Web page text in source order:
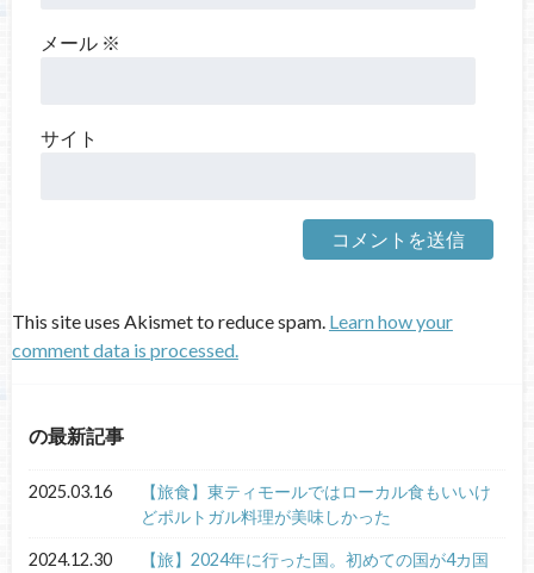
メール ※
サイト
This site uses Akismet to reduce spam. Learn how your
comment data is processed.
の最新記事
2025.03.16
【旅食】東ティモールではローカル食もいいけ
どポルトガル料理が美味しかった
2024.12.30
【旅】2024年に行った国。初めての国が4カ国